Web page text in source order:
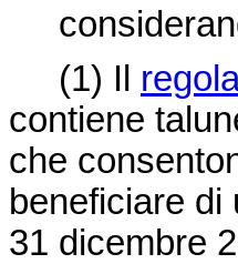
(1) Il
contiene
che
beneficiare
31 dicembre